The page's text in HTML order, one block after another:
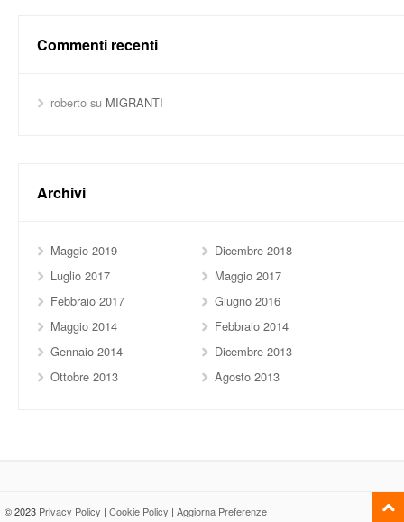
Commenti recenti
roberto su MIGRANTI
Archivi
Maggio 2019
Dicembre 2018
Luglio 2017
Maggio 2017
Febbraio 2017
Giugno 2016
Maggio 2014
Febbraio 2014
Gennaio 2014
Dicembre 2013
Ottobre 2013
Agosto 2013
© 2023 Privacy Policy | Cookie Policy | Aggiorna Preferenze